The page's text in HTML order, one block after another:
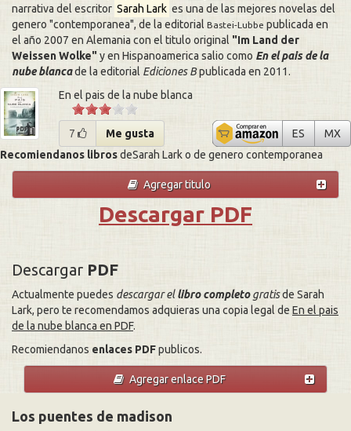
narrativa del escritor Sarah Lark es una de las mejores novelas del
genero contemporanea , de la editorial Bastei-Lubbe publicada en
el año 2007 en Alemania con el titulo original
Im Land der
Weissen Wolke
y en Hispanoamerica salio como En el pais de la
nube blancade la editorial Ediciones Bpublicada en 2011.
En el pais de la nube blanca
7 Me gusta ESEn elMX
Recomiendanos librosdeSarah Lark o de genero contemporanea
Agregar titulo
Descargar PDF
Descargar PDF
Actualmente puedes descargar ellibro completogratisde Sarah
Lark, pero te recomendamos adquieras una copia legal de En el pais
de la nube blanca en PDF.
Recomiendanos enlaces PDFpublicos.
Agregar enlace PDF
Los puentes de madison